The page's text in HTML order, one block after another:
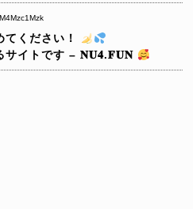
てください！
サイトです – 𝐍𝐔𝟒.𝐅𝐔𝐍